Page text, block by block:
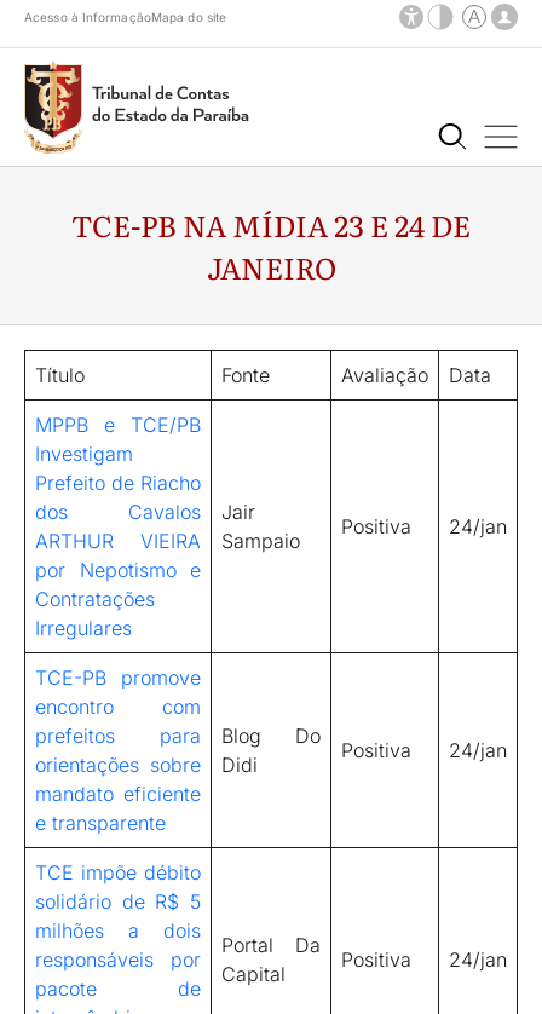
Acesso à InformaçãoMapa do site
TCE-PB NA MÍDIA 23 E 24 DE
JANEIRO
Título Fonte Avaliação Data
MPPB e TCE/PB
Investigam
Prefeito de Riacho
dos Cavalos
ARTHUR VIEIRA
por Nepotismo e
Contratações
Irregulares
Jair
Sampaio
Positiva 24/jan
TCE-PB promove
encontro com
prefeitos para
orientações sobre
mandato eficiente
e transparente
Blog Do
Didi
Positiva 24/jan
TCE impõe débito
solidário de R$ 5
milhões a dois
responsáveis por
pacote de
Portal Da
Capital
Positiva 24/jan